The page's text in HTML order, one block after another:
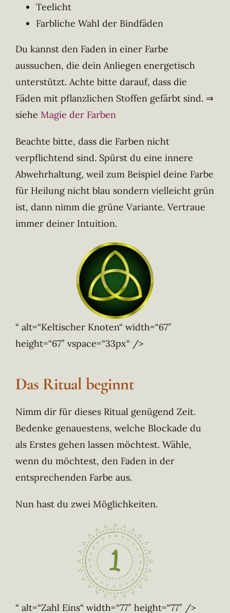
Teelicht
Farbliche Wahl der Bindfäden
Du kannst den Faden in einer Farbe
aussuchen, die dein Anliegen energetisch
unterstützt. Achte bitte darauf, dass die
Fäden mit pflanzlichen Stoffen gefärbt sind. ⇒
siehe Magie der Farben
Beachte bitte, dass die Farben nicht
verpflichtend sind. Spürst du eine innere
Abwehrhaltung, weil zum Beispiel deine Farbe
für Heilung nicht blau sondern vielleicht grün
ist, dann nimm die grüne Variante. Vertraue
immer deiner Intuition.
“ alt=“Keltischer Knoten“ width=“67″
height=“67″ vspace=“33px“ />
Das Ritual beginnt
Nimm dir für dieses Ritual genügend Zeit.
Bedenke genauestens, welche Blockade du
als Erstes gehen lassen möchtest. Wähle,
wenn du möchtest, den Faden in der
entsprechenden Farbe aus.
Nun hast du zwei Möglichkeiten.
“ alt=“Zahl Eins“ width=“77″ height=“77″ />